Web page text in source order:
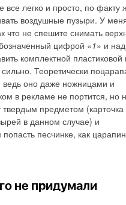
все легко и просто, по факту
воздушные пузыри. У
что не спешите снимать
цифрой «1» и
комплектной пластиковой
Теоретически
ведь оно даже ножницами и
в рекламе не портится, но
твердым предметом (карточка
в данном случае) и
песчинке, как
не придумали